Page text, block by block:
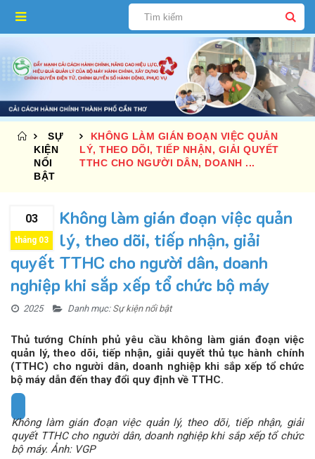
SỰ
KIỆN
NỔI
BẬT
KHÔNG LÀM GIÁN ĐOẠN VIỆC QUẢN
LÝ, THEO DÕI, TIẾP NHẬN, GIẢI QUYẾT
TTHC CHO NGƯỜI DÂN, DOANH ...
03
tháng 03
Không làm gián đoạn việc quản
lý, theo dõi, tiếp nhận, giải
quyết TTHC cho người dân, doanh
nghiệp khi sắp xếp tổ chức bộ máy
2025 Danh mục: Sự kiện nổi bật
Thủ tướng Chính phủ yêu cầu không làm gián đoạn việc
quản lý, theo dõi, tiếp nhận, giải quyết thủ tục hành chính
(TTHC) cho người dân, doanh nghiệp khi sắp xếp tổ chức
bộ máy dẫn đến thay đổi quy định về TTHC.
Không làm gián đoạn việc quản lý, theo dõi, tiếp nhận, giải
quyết TTHC cho người dân, doanh nghiệp khi sắp xếp tổ chức
bộ máy. Ảnh: VGP